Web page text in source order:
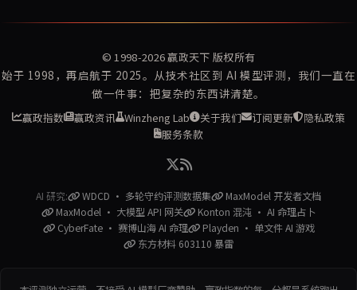
© 1998-2026赢政天下 版权所有
始于 1998，再启航于 2025。从技术社区到 AI 模型评测，我们一直在
做一件事：把复杂的东西讲清楚。
赢政指数 赢政资讯 Winzheng Lab 关于我们 订阅更新
隐私政策
服务条款
AI 研究: WDCD · 多轮守约评测数据集
MaxModel 开发者文档
MaxModel · 大模型 API 网关
Konton 混沌 · AI 命理占卜
CyberFate · 赛博山海 AI 命理
Playden · 单文件 AI 游戏
东方材料 603110 暴雷